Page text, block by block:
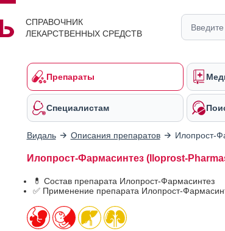
СПРАВОЧНИК
ЛЕКАРСТВЕННЫХ СРЕДСТВ
Препараты
Специалистам
Видаль Описания препаратов Илопрост-
Илопрост-Фармасинтез (Iloprost-
💊 Состав препарата Илопрост-Фармасинтез
✅ Применение препарата Илопрост-